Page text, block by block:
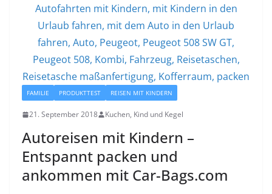
FAMILIE PRODUKTTEST REISEN MIT KINDERN
21. September 2018 Kuchen, Kind und Kegel
Autoreisen mit Kindern –
Entspannt packen und
ankommen mit Car-Bags.com